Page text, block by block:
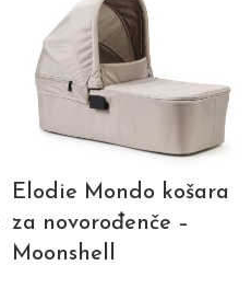
Elodie Mondo košara
za novorođenče –
Moonshell